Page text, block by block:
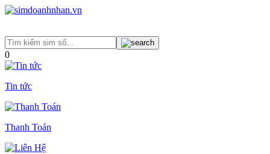
0
Tin tức
Thanh Toán